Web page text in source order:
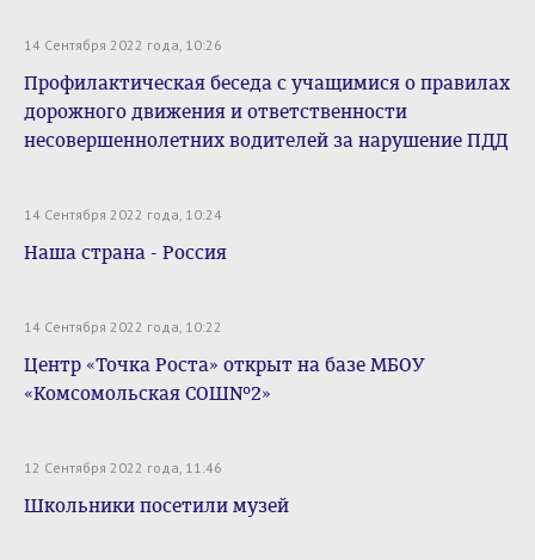
14 Сентября 2022 года, 10:26
Профилактическая беседа с учащимися о правилах
дорожного движения и ответственности
несовершеннолетних водителей за нарушение ПДД
14 Сентября 2022 года, 10:24
Наша страна - Россия
14 Сентября 2022 года, 10:22
Центр «Точка Роста» открыт на базе МБОУ
«Комсомольская СОШ№2»
12 Сентября 2022 года, 11:46
Школьники посетили музей